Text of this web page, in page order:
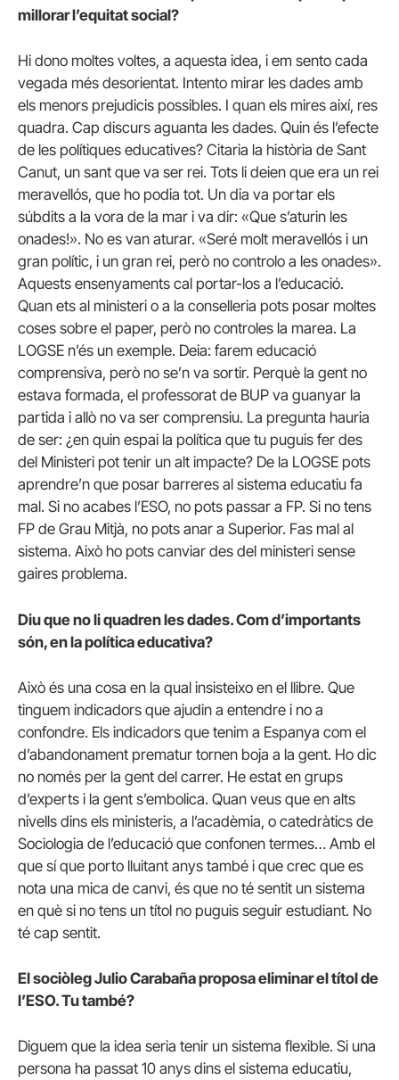
millorar l’equitat social?
Hi dono moltes voltes, a aquesta idea, i em sento cada
vegada més desorientat. Intento mirar les dades amb
els menors prejudicis possibles. I quan els mires així, res
quadra. Cap discurs aguanta les dades. Quin és l’efecte
de les polítiques educatives? Citaria la història de Sant
Canut, un sant que va ser rei. Tots li deien que era un rei
meravellós, que ho podia tot. Un dia va portar els
súbdits a la vora de la mar i va dir: «Que s’aturin les
onades!». No es van aturar. «Seré molt meravellós i un
gran polític, i un gran rei, però no controlo a les onades».
Aquests ensenyaments cal portar-los a l’educació.
Quan ets al ministeri o a la conselleria pots posar moltes
coses sobre el paper, però no controles la marea. La
LOGSE n’és un exemple. Deia: farem educació
comprensiva, però no se’n va sortir. Perquè la gent no
estava formada, el professorat de BUP va guanyar la
partida i allò no va ser comprensiu. La pregunta hauria
de ser: ¿en quin espai la política que tu puguis fer des
del Ministeri pot tenir un alt impacte? De la LOGSE pots
aprendre’n que posar barreres al sistema educatiu fa
mal. Si no acabes l’ESO, no pots passar a FP. Si no tens
FP de Grau Mitjà, no pots anar a Superior. Fas mal al
sistema. Això ho pots canviar des del ministeri sense
gaires problema.
Diu que no li quadren les dades. Com d’importants
són, en la política educativa?
Això és una cosa en la qual insisteixo en el llibre. Que
tinguem indicadors que ajudin a entendre i no a
confondre. Els indicadors que tenim a Espanya com el
d’abandonament prematur tornen boja a la gent. Ho dic
no només per la gent del carrer. He estat en grups
d’experts i la gent s’embolica. Quan veus que en alts
nivells dins els ministeris, a l’acadèmia, o catedràtics de
Sociologia de l’educació que confonen termes… Amb el
que sí que porto lluitant anys també i que crec que es
nota una mica de canvi, és que no té sentit un sistema
en què si no tens un títol no puguis seguir estudiant. No
té cap sentit.
El sociòleg Julio Carabaña proposa eliminar el títol de
l’ESO. Tu també?
Diguem que la idea seria tenir un sistema flexible. Si una
persona ha passat 10 anys dins el sistema educatiu,